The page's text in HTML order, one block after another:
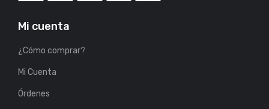
Mi cuenta
¿Cómo comprar?
Mi Cuenta
Órdenes